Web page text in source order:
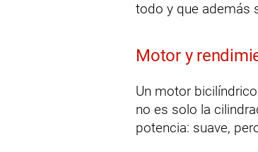
todo y que además
Motor y
Un motor
no es solo la
potencia: suave,